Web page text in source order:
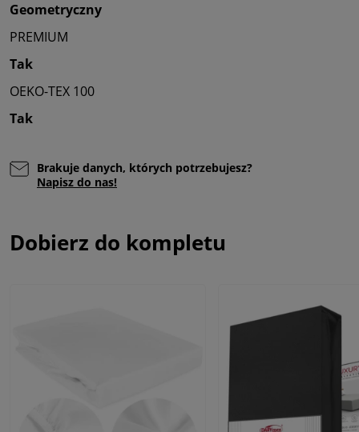
Geometryczny
PREMIUM
Tak
OEKO-TEX 100
Tak
Brakuje danych, których potrzebujesz?
Napisz do nas!
Dobierz do kompletu